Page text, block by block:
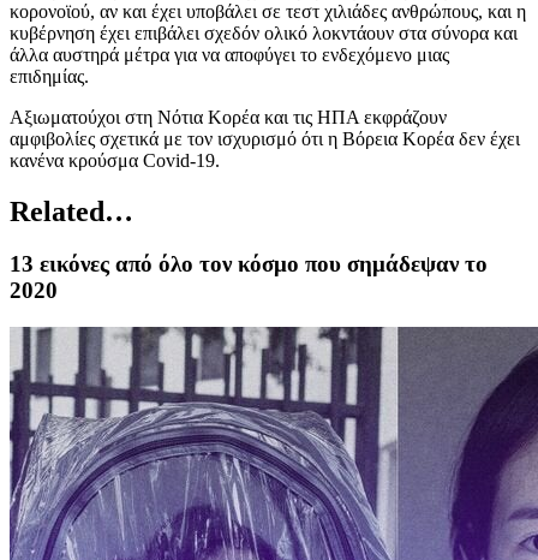
κορονοϊού, αν και έχει υποβάλει σε τεστ χιλιάδες ανθρώπους, και η
κυβέρνηση έχει επιβάλει σχεδόν ολικό λοκντάουν στα σύνορα και
άλλα αυστηρά μέτρα για να αποφύγει το ενδεχόμενο μιας
επιδημίας.
Αξιωματούχοι στη Νότια Κορέα και τις ΗΠΑ εκφράζουν
αμφιβολίες σχετικά με τον ισχυρισμό ότι η Βόρεια Κορέα δεν έχει
κανένα κρούσμα Covid-19.
Related…
13 εικόνες από όλο τον κόσμο που σημάδεψαν το
2020